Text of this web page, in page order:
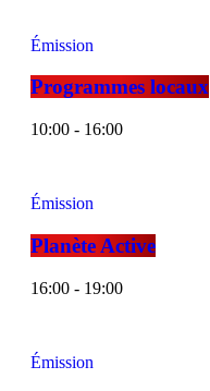
Émission
Programmes locaux
10:00 - 16:00
Émission
Planète Active
16:00 - 19:00
Émission